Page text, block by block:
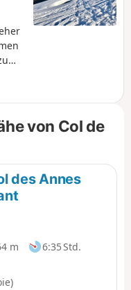
mit
Die von Col de
des Annes
m
6:35 Std.